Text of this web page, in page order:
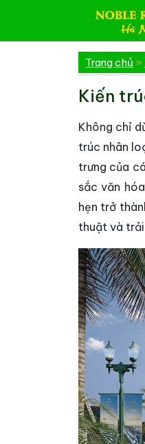
Trang chủ »
Kiến
Không chỉ
trúc nhân
trưng của
sắc văn
hẹn trở
thuật và